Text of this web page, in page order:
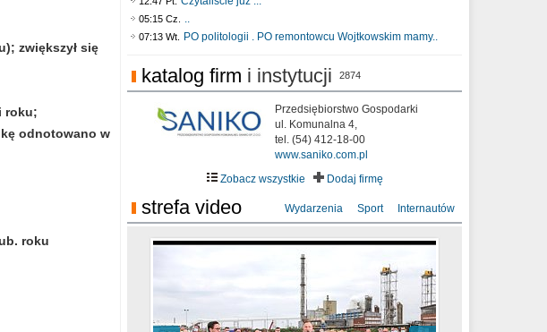
zwiększył się
roku;
odnotowano w
roku
05:15 Cz. ..
07:13 Wt. PO politologii . PO remontowcu Wojtkowskim mamy..
katalog firm i instytucji 2874
Przedsiębiorstwo Gospodarki
ul. Komunalna 4,
tel. (54) 412-18-00
www.saniko.com.pl
Zobacz wszystkie
Dodaj firmę
strefa video Wydarzenia Sport Internautów
Ni To Ponk - W oczach mamy strach
sixf33t .Last Year DRONE FOOTAGE
Włocławek
XXIII Sesja Rady Miasta Włocławek VIII
kadencji w dniu 09.06.2020 r.